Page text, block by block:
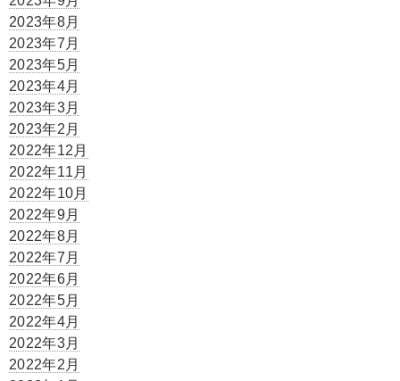
2023年8月
2023年7月
2023年5月
2023年4月
2023年3月
2023年2月
2022年12月
2022年11月
2022年10月
2022年9月
2022年8月
2022年7月
2022年6月
2022年5月
2022年4月
2022年3月
2022年2月